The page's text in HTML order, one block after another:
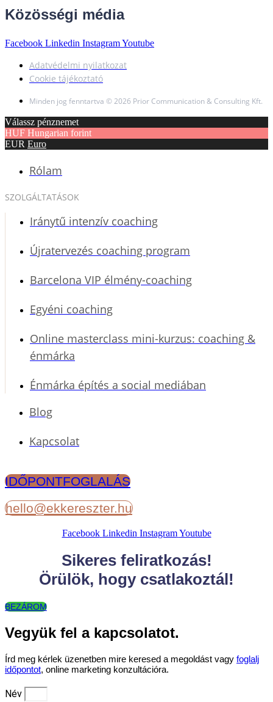
Közösségi média
Facebook Linkedin InstagramYoutube
Adatvédelmi nyilatkozat
Cookie tájékoztató
Minden jog fenntartva © 2026 Prior Communication & Consulting Kft.
Válassz pénznemet
HUF Hungarian forint
EUR Euro
Rólam
SZOLGÁLTATÁSOK
Iránytű intenzív coaching
Újratervezés coaching program
Barcelona VIP élmény-coaching
Egyéni coaching
Online masterclass mini-kurzus: coaching &
énmárka
Énmárka építés a social mediában
Blog
Kapcsolat
IDŐPONTFOGLALÁS
hello@ekkereszter.hu
Facebook Linkedin Instagram Youtube
Sikeres feliratkozás!
Örülök, hogy csatlakoztál!
BEZÁROM
Vegyük fel a kapcsolatot.
Írd meg kérlek üzenetben mire keresed a megoldást vagy foglalj
időpontot, online marketing konzultációra.
Név